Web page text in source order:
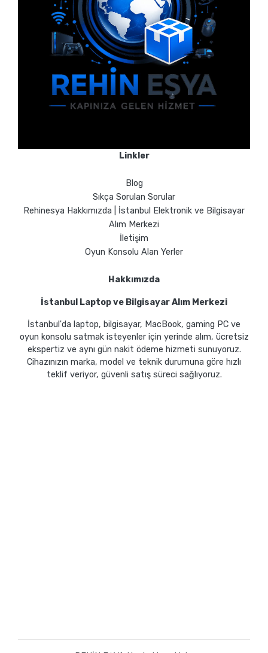
Linkler
Blog
Sıkça Sorulan Sorular
Rehinesya Hakkımızda | İstanbul Elektronik ve Bilgisayar
Alım Merkezi
İletişim
Oyun Konsolu Alan Yerler
Hakkımızda
İstanbul Laptop ve Bilgisayar Alım Merkezi
İstanbul'da laptop, bilgisayar, MacBook, gaming PC ve
oyun konsolu satmak isteyenler için yerinde alım, ücretsiz
ekspertiz ve aynı gün nakit ödeme hizmeti sunuyoruz.
Cihazınızın marka, model ve teknik durumuna göre hızlı
teklif veriyor, güvenli satış süreci sağlıyoruz.